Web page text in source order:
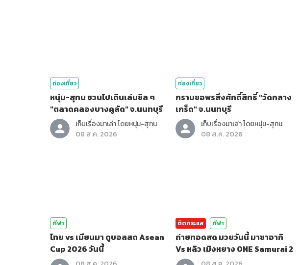
ท่องเที่ยว
หนุ่ม-สุทน ชวนไปเดินเล่นชิล ๆ
"ตลาดคลองบางคูลัด" จ.นนทบุรี
เก็บเรื่องมาเล่า โดยหนุ่ม-สุทน
08 ส.ค. 2026
ท่องเที่ยว
กราบขอพรสิ่งศักดิ์สิทธิ์ "วัดกลาง
เกร็ด" จ.นนทบุรี
เก็บเรื่องมาเล่า โดยหนุ่ม-สุทน
08 ส.ค. 2026
กีฬา
ไทย vs เมียนมา ดูบอลสด Asean
Cup 2026 วันนี้
ติดกระแส กีฬา
ถ่ายทอดสด มวยวันนี้ มาซาอากิ
Vs หลิว เมิงหยาง ONE Samurai 2